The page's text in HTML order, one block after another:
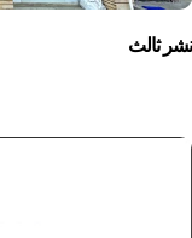
نشر ثالث